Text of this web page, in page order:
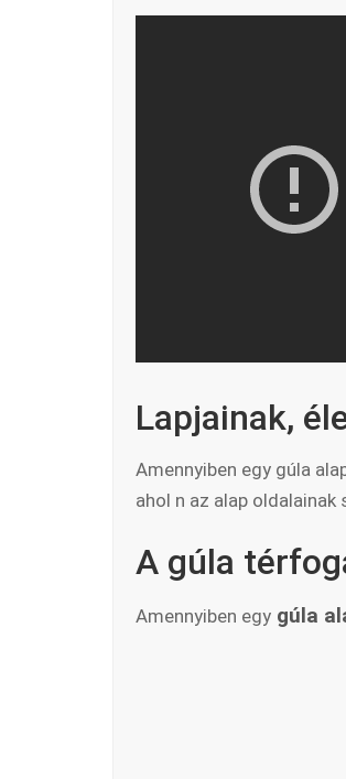
Lapjainak,
Amennyiben egy gúla
ahol n az alap oldalainak
A gúla
Amennyiben egy gúla